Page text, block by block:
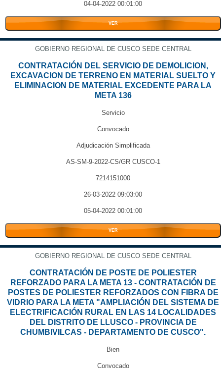
04-04-2022 00:01:00
VER
GOBIERNO REGIONAL DE CUSCO SEDE CENTRAL
CONTRATACIÓN DEL SERVICIO DE DEMOLICION,
EXCAVACION DE TERRENO EN MATERIAL SUELTO Y
ELIMINACION DE MATERIAL EXCEDENTE PARA LA
META 136
Servicio
Convocado
Adjudicación Simplificada
AS-SM-9-2022-CS/GR CUSCO-1
7214151000
26-03-2022 09:03:00
05-04-2022 00:01:00
VER
GOBIERNO REGIONAL DE CUSCO SEDE CENTRAL
CONTRATACIÓN DE POSTE DE POLIESTER
REFORZADO PARA LA META 13 - CONTRATACIÓN DE
POSTES DE POLIESTER REFORZADOS CON FIBRA DE
VIDRIO PARA LA META "AMPLIACIÓN DEL SISTEMA DE
ELECTRIFICACIÓN RURAL EN LAS 14 LOCALIDADES
DEL DISTRITO DE LLUSCO - PROVINCIA DE
CHUMBIVILCAS - DEPARTAMENTO DE CUSCO".
Bien
Convocado